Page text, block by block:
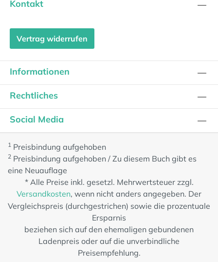
Kontakt
Vertrag widerrufen
Informationen
Rechtliches
Social Media
1 Preisbindung aufgehoben
2 Preisbindung aufgehoben / Zu diesem Buch gibt es
eine Neuauflage
* Alle Preise inkl. gesetzl. Mehrwertsteuer zzgl.
Versandkosten, wenn nicht anders angegeben. Der
Vergleichspreis (durchgestrichen) sowie die prozentuale
Ersparnis
beziehen sich auf den ehemaligen gebundenen
Ladenpreis oder auf die unverbindliche
Preisempfehlung.